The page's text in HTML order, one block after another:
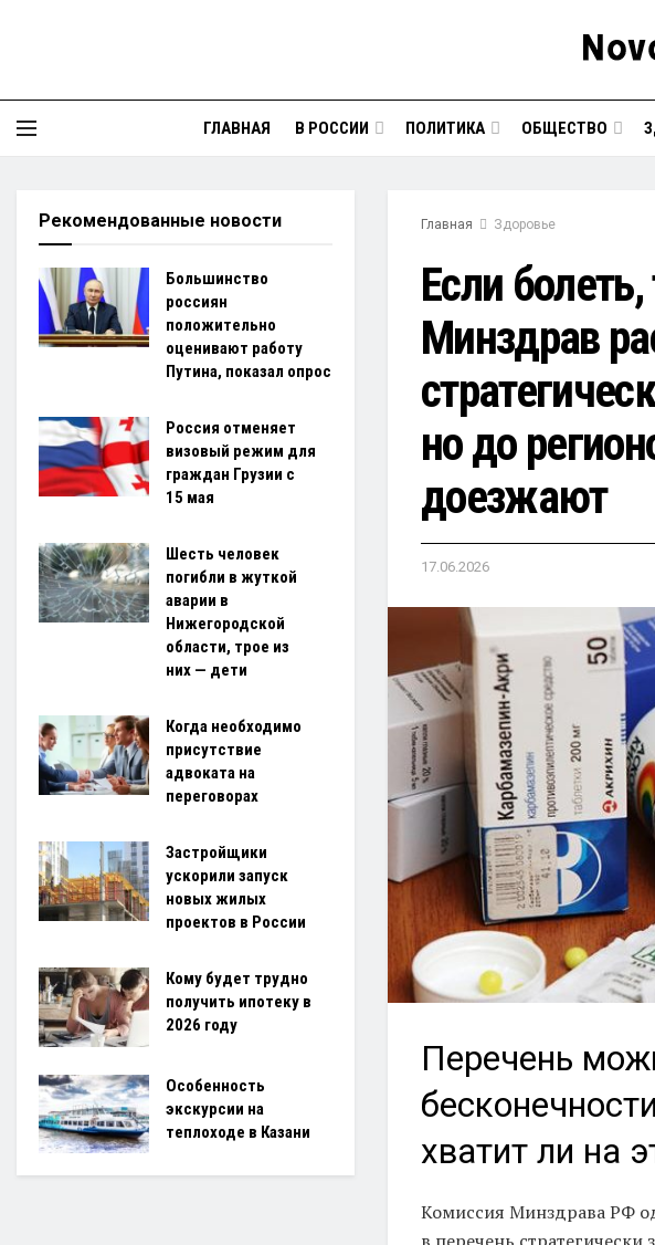
ГЛАВНАЯ В РОССИИ ПОЛИТИКА ОБЩЕСТВО
Главная Здоровье
Если
Минздрав
но до
доезжают
17.06.2026
Перечень
хватит ли на
Комиссия Минздрава РФ
Рекомендованные новости
Большинство
россиян
положительно
оценивают работу
Путина, показал опрос
Россия отменяет
визовый режим для
граждан Грузии с
15 мая
Шесть человек
погибли в жуткой
аварии в
Нижегородской
области, трое из
них — дети
Когда необходимо
присутствие
адвоката на
переговорах
Застройщики
ускорили запуск
новых жилых
проектов в России
Кому будет трудно
получить ипотеку в
2026 году
Особенность
экскурсии на
теплоходе в Казани